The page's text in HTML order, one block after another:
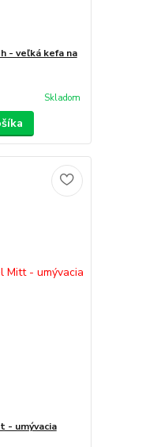
- veľká kefa na
Skladom
- umývacia